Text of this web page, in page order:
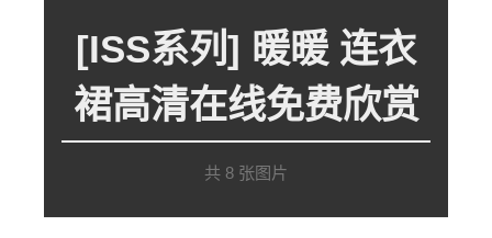
[ISS系列] 暖暖 连衣
裙高清在线免费欣赏
共 8 张图片